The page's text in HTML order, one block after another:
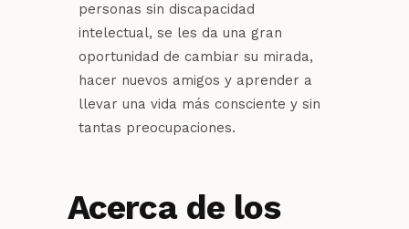
personas sin discapacidad
intelectual, se les da una gran
oportunidad de cambiar su mirada,
hacer nuevos amigos y aprender a
llevar una vida más consciente y sin
tantas preocupaciones.
Acerca de los